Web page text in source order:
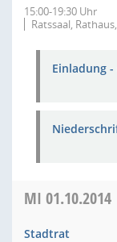
15:00-19:30 Uhr
Ratssaal,
Einladung
MI 01.10.2014
Stadtrat